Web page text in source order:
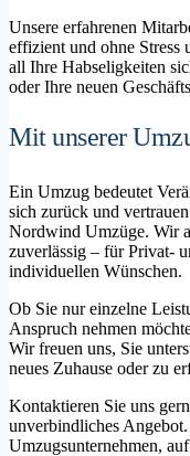
Unsere erfahrenen
effizient und ohne Stress
all Ihre Habseligkeiten
oder Ihre neuen
Mit unserer
Ein Umzug bedeutet
sich zurück und
Nordwind Umzüge. Wir
zuverlässig – für Privat-
individuellen Wünschen.
Ob Sie nur einzelne
Anspruch nehmen
Wir freuen uns, Sie
neues Zuhause oder zu
Kontaktieren Sie uns
unverbindliches
Umzugsunternehmen,